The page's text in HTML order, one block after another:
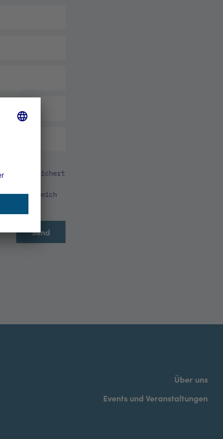
und gespeichert
und
ich mich
Über uns
Events und Veranstaltungen